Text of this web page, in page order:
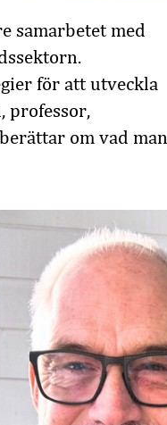
samarbetet med
för att utveckla
professor,
om vad man